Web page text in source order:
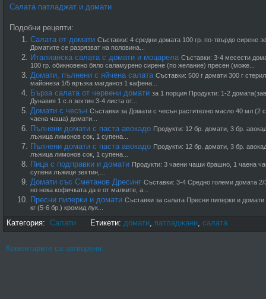
Салата патладжат и домати
Подобни рецепти:
Салата от домати Съставки: 4 средни домата 100 гр. по-твърдо сирене
Доматите се разрязват на половина...
Италианска салата с домати и моцарела Съставки: 3-4 месести
100 гр. обикновено бяло саламурено сирене (по желание) пресен (може...
Домати, пълнени с яйчена салата Съставки: 500 г домати 300 г
майонеза 1/5 връзка магданоз 1 кафена...
Бърза салата от червени домати за 1 порция Продукти: 1-2
Дунавия 1 с.л зехтин 3-4 листа от...
Домати с чесън Съставки за Домати с чесън растително масло 40 мл (2
чаена чаша) домати...
Пълнени домати с паста авокадо Продукти: 12 бр. домати, 3 бр.
лъжица лимонов сок, 1 супена...
Пълнени домати с паста авокадо Продукти: 12 бр. домати, 3 бр.
лъжица лимонов сок, 1 супена...
Пица с подправки и домати Продукти: 3 чаени чаши брашно, 1 чаена
супени лъжици зехтин,...
Домати със Сметанов Дресинг Съставки: 3-4 Средно големи домата
но нека кофичката да е от малките, а...
Пресни пиперки и домати Съставки за салата Пресни пиперки и
кг (5-6 бр.) кромид лук...
Категория: Салати Етикети: домати, патладжани, салата
Коментарите са затворени.